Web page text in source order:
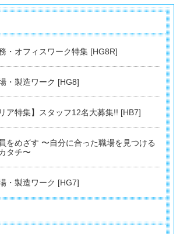
・オフィスワーク特集 [HG8R]
・製造ワーク [HG8]
ア特集】スタッフ12名大募集!! [HB7]
をめざす 〜自分に合った職場を見つける
タチ〜
・製造ワーク [HG7]